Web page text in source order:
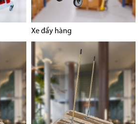
Xe đẩy hàng